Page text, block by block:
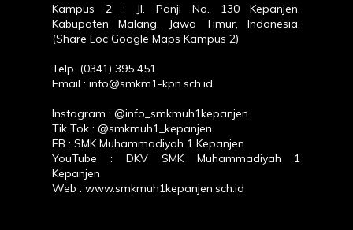
Kampus 2 : Jl. Panji No. 130 Kepanjen,
Kabupaten Malang, Jawa Timur, Indonesia.
(Share Loc Google Maps Kampus 2)
Telp. (0341) 395 451
Email : info@smkm1-kpn.sch.id
Instagram :@info_smkmuh1kepanjen
Tik Tok :@smkmuh1_kepanjen
FB :SMK Muhammadiyah 1 Kepanjen
YouTube :DKV SMK Muhammadiyah 1
Kepanjen
Web :www.smkmuh1kepanjen.sch.id